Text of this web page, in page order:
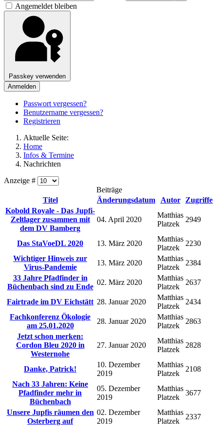
Angemeldet bleiben
Passkey verwenden
Anmelden
Passwort vergessen?
Benutzername vergessen?
Registrieren
Aktuelle Seite:
Home
Infos & Termine
Nachrichten
Anzeige #
Beiträge
Titel
Änderungsdatum Autor
Zugriffe
Kobold Royale - Das Jupfi-
Zeltlager zusammen mit
dem DV Bamberg
04. April 2020
Matthias
Platzek
2949
Das StaVoeDL 2020 13. März 2020
Matthias
Platzek
2230
Wichtiger Hinweis zur
Virus-Pandemie
13. März 2020
Matthias
Platzek
2384
33 Jahre Pfadfinder in
Büchenbach sind zu Ende
02. März 2020
Matthias
Platzek
2637
Fairtrade im DV Eichstätt 28. Januar 2020
Matthias
Platzek
2434
Fachkonferenz Ökologie
am 25.01.2020
28. Januar 2020
Matthias
Platzek
2863
Jetzt schon merken:
Cordon Bleu 2020 in
Westernohe
27. Januar 2020
Matthias
Platzek
2828
Danke, Patrick!
10. Dezember
2019
Matthias
Platzek
2108
Nach 33 Jahren: Keine
Pfadfinder mehr in
Büchenbach
05. Dezember
2019
Matthias
Platzek
3677
Unsere Jupfis räumen den
Osterberg auf
02. Dezember
2019
Matthias
Platzek
2337